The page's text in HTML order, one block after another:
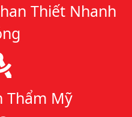
Thiết Nhanh
Thẩm Mỹ